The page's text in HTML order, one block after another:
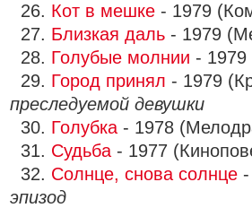
26. Кот в мешке - 1979
27. Близкая даль - 1979
28. Голубые молнии -
29. Город принял - 1979
преследуемой девушки
30. Голубка - 1978
31. Судьба - 1977
32. Солнце, снова солнце
эпизод